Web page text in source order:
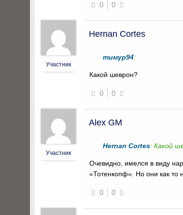
0 0
Участник
Hernan Cortes
тимур94:
Какой шеврон?
0 0
Участник
Alex GM
Hernan Cortes: Какой
Очевидно, имелся в виду
«Тотенкопф». Но они как то
0 0